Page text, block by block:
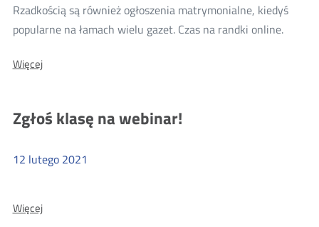
Rzadkością są również ogłoszenia matrymonialne, kiedyś
popularne na łamach wielu gazet. Czas na randki online.Więcej
Więcej
Zgłoś klasę na webinar!
12 lutego 2021
o:
Więcej